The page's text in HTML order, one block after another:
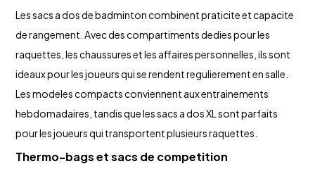
Les sacs a dos de badminton combinent praticite et capacite
de rangement. Avec des compartiments dedies pour les
raquettes, les chaussures et les affaires personnelles, ils sont
ideaux pour les joueurs qui se rendent regulierement en salle.
Les modeles compacts conviennent aux entrainements
hebdomadaires, tandis que les sacs a dos XL sont parfaits
pour les joueurs qui transportent plusieurs raquettes.
Thermo-bags et sacs de competition